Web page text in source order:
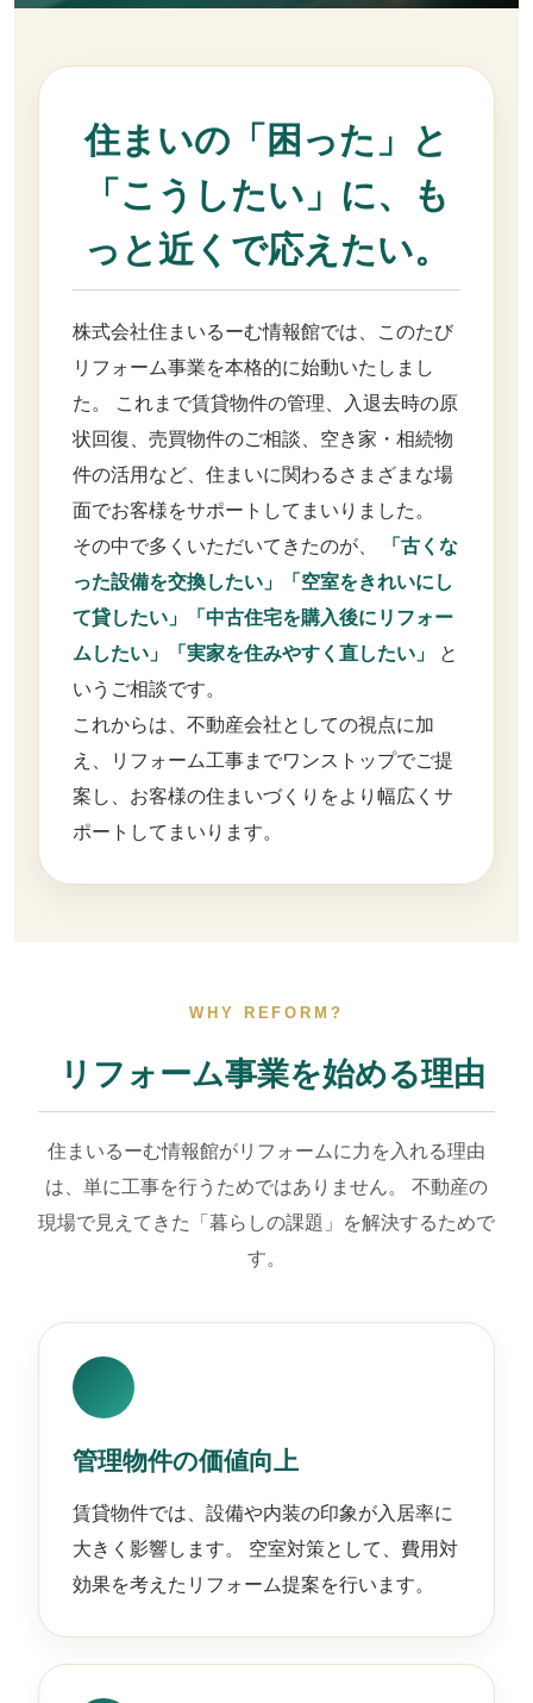
住まいの「困った」と
「こうしたい」に、も
っと近くで応えたい。
株式会社住まいるーむ情報館では、このたび
リフォーム事業を本格的に始動いたしまし
た。 これまで賃貸物件の管理、入退去時の原
状回復、売買物件のご相談、空き家・相続物
件の活用など、住まいに関わるさまざまな場
面でお客様をサポートしてまいりました。
その中で多くいただいてきたのが、
「古くな
った設備を交換したい」「空室をきれいにし
て貸したい」「中古住宅を購入後にリフォー
ムしたい」「実家を住みやすく直したい」
と
いうご相談です。
これからは、不動産会社としての視点に加
え、リフォーム工事までワンストップでご提
案し、お客様の住まいづくりをより幅広くサ
ポートしてまいります。
WHY REFORM?
リフォーム事業を始める理由
住まいるーむ情報館がリフォームに力を入れる理由
は、単に工事を行うためではありません。 不動産の
現場で見えてきた「暮らしの課題」を解決するためで
す。
管理物件の価値向上
賃貸物件では、設備や内装の印象が入居率に
大きく影響します。 空室対策として、費用対
効果を考えたリフォーム提案を行います。